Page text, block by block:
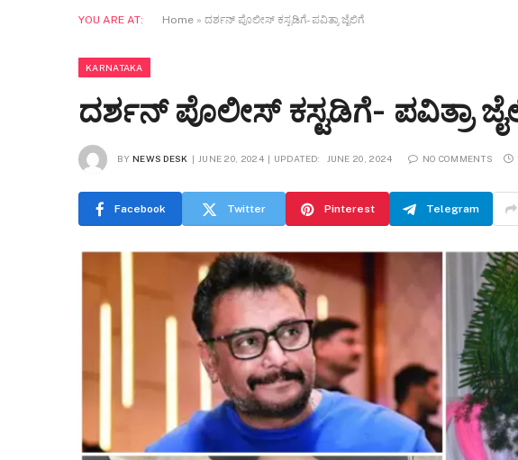
YOU ARE AT: Home » ದರ್ಶನ್ ಪೊಲೀಸ್ ಕಸ್ಟಡಿಗೆ- ಪವಿತ್ರಾ ಜೈಲಿಗೆ
KARNATAKA
ದರ್ಶನ್ ಪೊಲೀಸ್ ಕಸ್ಟಡಿಗೆ- ಪವಿತ್ರಾ
BY NEWS DESK JUNE 20, 2024 UPDATED: JUNE 20, 2024 NO COMMENTS
Facebook Twitter Pinterest Telegram